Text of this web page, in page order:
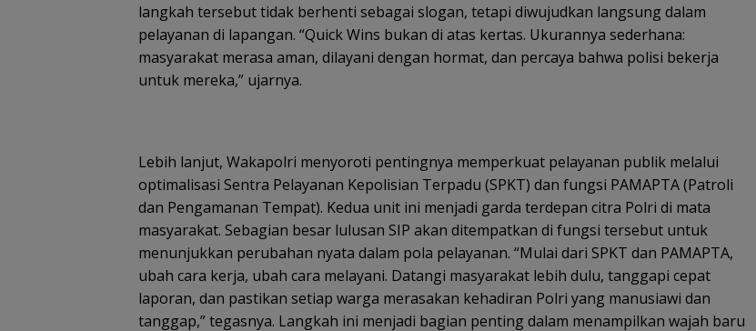
langkah tersebut tidak berhenti sebagai slogan, tetapi diwujudkan langsung dalam
pelayanan di lapangan. “Quick Wins bukan di atas kertas. Ukurannya sederhana:
masyarakat merasa aman, dilayani dengan hormat, dan percaya bahwa polisi bekerja
untuk mereka,” ujarnya.
Lebih lanjut, Wakapolri menyoroti pentingnya memperkuat pelayanan publik melalui
optimalisasi Sentra Pelayanan Kepolisian Terpadu (SPKT) dan fungsi PAMAPTA (Patroli
dan Pengamanan Tempat). Kedua unit ini menjadi garda terdepan citra Polri di mata
masyarakat. Sebagian besar lulusan SIP akan ditempatkan di fungsi tersebut untuk
menunjukkan perubahan nyata dalam pola pelayanan. “Mulai dari SPKT dan PAMAPTA,
ubah cara kerja, ubah cara melayani. Datangi masyarakat lebih dulu, tanggapi cepat
laporan, dan pastikan setiap warga merasakan kehadiran Polri yang manusiawi dan
tanggap,” tegasnya. Langkah ini menjadi bagian penting dalam menampilkan wajah baru